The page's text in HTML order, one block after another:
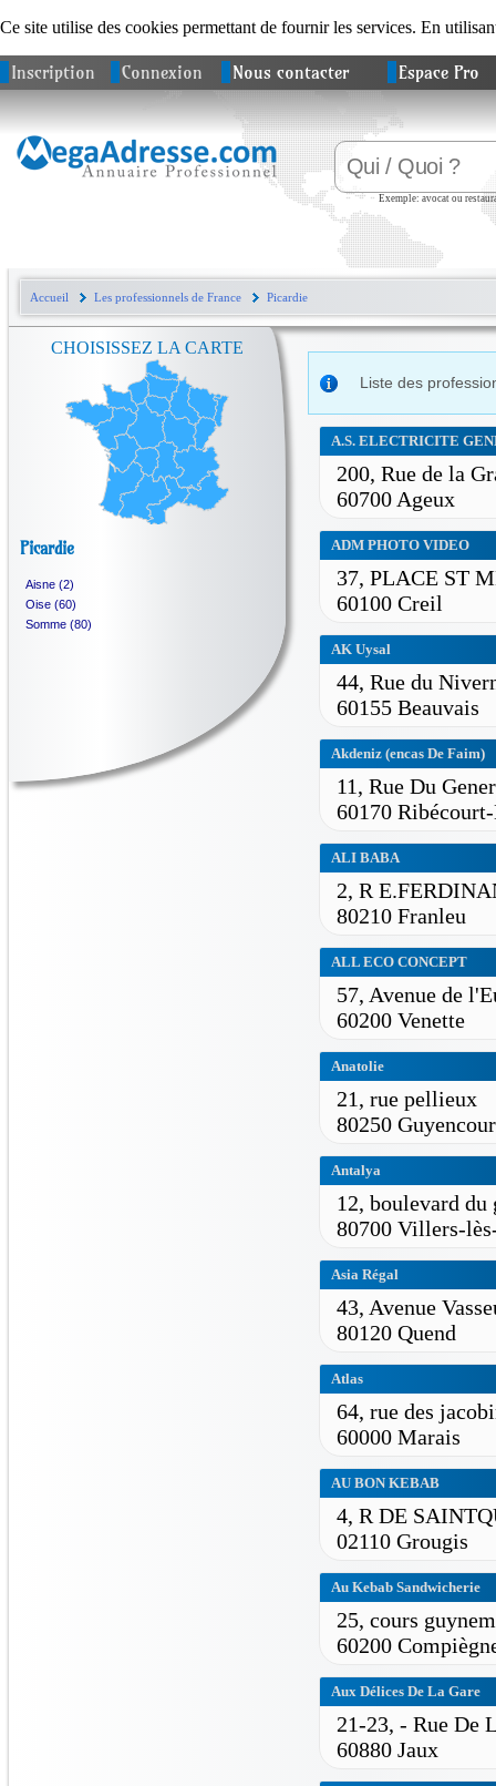
Ce site utilise des cookies permettant de fournir les services. En
Inscription Connexion Nous contacter Espace Pro
Exemple: avocat ou
Accueil Les professionnels de France Picardie
CHOISISSEZ LA CARTE
Picardie
Aisne (2)
Oise (60)
Somme (80)
Liste des
A.S. ELECTRICITE
200, Rue de la
60700 Ageux
ADM PHOTO VIDEO
37, PLACE ST
60100 Creil
AK Uysal
44, Rue du
60155 Beauvais
Akdeniz (encas De Faim)
11, Rue Du
60170
ALI BABA
2, R
80210 Franleu
ALL ECO CONCEPT
57, Avenue de
60200 Venette
Anatolie
21, rue pellieux
80250
Antalya
12, boulevard du
80700 Villers-
Asia Régal
43, Avenue
80120 Quend
Atlas
64, rue des
60000 Marais
AU BON KEBAB
4, R DE
02110 Grougis
Au Kebab Sandwicherie
25, cours
60200
Aux Délices De La Gare
21-23, - Rue De
60880 Jaux